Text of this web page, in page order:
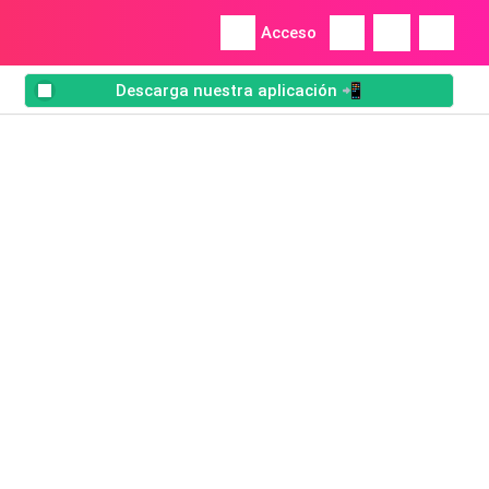
Acceso
Descarga nuestra aplicación 📲